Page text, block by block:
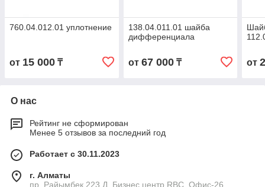
760.04.012.01 уплотнение
от 15 000 ₸
138.04.011.01 шайба
дифференциала
от 67 000₸ от
О нас
Рейтинг не сформирован
Менее 5 отзывов за последний год
Работает с 30.11.2023
г. Алматы
пр. Райымбек 223 Д, Бизнес центр RBC. Офис-26,